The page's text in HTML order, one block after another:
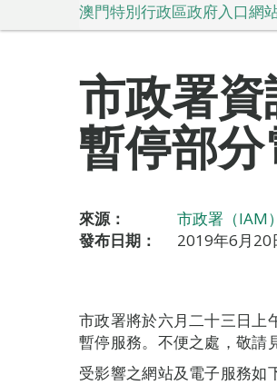
澳門特別行政區政府入口網
市政署
暫停部
來源：
市政署（IAM）
發布日期：
2019年6月20
市政署將於六月二十三日上
暫停服務。不便之處，敬請
受影響之網站及電子服務如